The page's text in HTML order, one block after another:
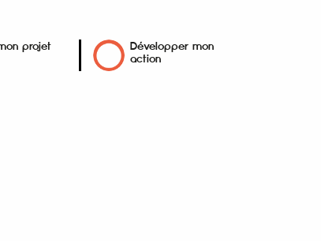
projet
Développer mon
action